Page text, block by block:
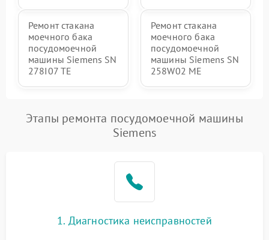
Ремонт стакана
моечного бака
посудомоечной
машины Siemens SN
278I07 TE
Ремонт стакана
моечного бака
посудомоечной
машины Siemens SN
258W02 ME
Этапы ремонта посудомоечной машины
Siemens
1. Диагностика неисправностей